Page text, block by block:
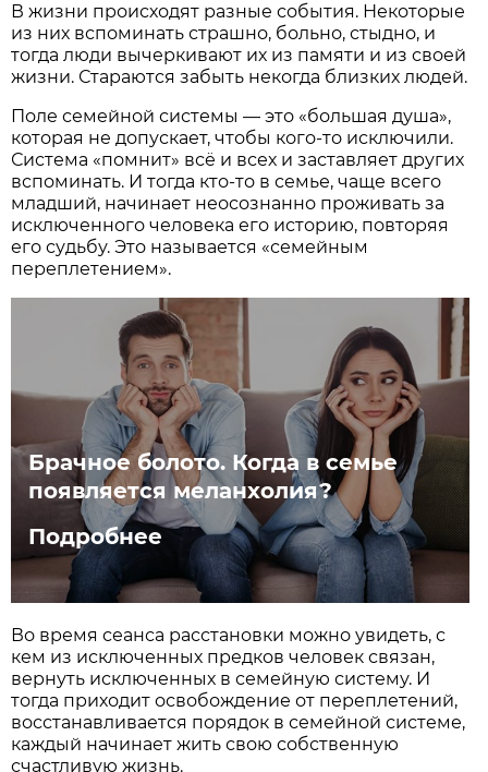
В жизни происходят разные события. Некоторые
из них вспоминать страшно, больно, стыдно, и
тогда люди вычеркивают их из памяти и из своей
жизни. Стараются забыть некогда близких людей.
Поле семейной системы — это «большая душа»,
которая не допускает, чтобы кого-то исключили.
Система «помнит» всё и всех и заставляет других
вспоминать. И тогда кто-то в семье, чаще всего
младший, начинает неосознанно проживать за
исключенного человека его историю, повторяя
его судьбу. Это называется «семейным
переплетением».
Брачное болото. Когда в семье
появляется меланхолия?
Подробнее
Во время сеанса расстановки можно увидеть, с
кем из исключенных предков человек связан,
вернуть исключенных в семейную систему. И
тогда приходит освобождение от переплетений,
восстанавливается порядок в семейной системе,
каждый начинает жить свою собственную
счастливую жизнь.